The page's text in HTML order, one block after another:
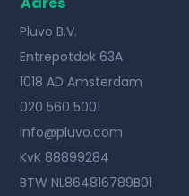
Pluvo B.V.
Entrepotdok 63A
1018 AD Amsterdam
020 560 5001
info@pluvo.com
KvK 88899284
BTW NL864816789B01